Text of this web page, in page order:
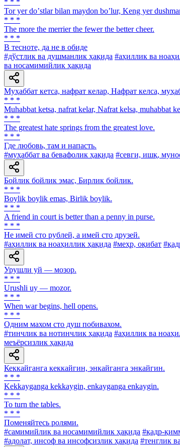
Tor yer doʼstlar bilan maydon boʼlur, Keng yer
* * *
The more the merrier the fewer the better cheer.
* * *
В тесноте, да не в обиде
#дўстлик ва душманлик ҳақида #аҳиллик ва
ва носамимийлик ҳақида
Муҳаббат кетса, нафрат келар, Нафрат келса,
* * *
Muhabbat ketsa, nafrat kelar, Nafrat kelsa, muhabbat
* * *
The greatest hate springs from the greatest love.
* * *
Где любовь, там и напасть.
#муҳаббат ва бевафолик ҳақида #севги, ишқ,
Бойлик бойлик эмас, Бирлик бойлик.
* * *
Boylik boylik emas, Birlik boylik.
* * *
A friend in court is better than a penny in purse.
* * *
He имей сто рублей, а имей сто друзей.
#аҳиллик ва ноаҳиллик ҳақида #меҳр, оқибат
Урушли уй — мозор.
* * *
Urushli uy — mozor.
* * *
When war begins, hell opens.
* * *
Одним махом сто душ побивахом.
#тинчлик ва нотинчлик ҳақида #аҳиллик ва
меъёрсизлик ҳақида
Кеккайганга кеккайгин, энкайганга энкайгин.
* * *
Kekkayganga kekkaygin, enkayganga enkaygin.
* * *
To turn the tables.
* * *
Поменяйтесь ролями.
#самимийлик ва носамимийлик ҳақида #қадр-
#адолат, инсоф ва инсофсизлик ҳақида #тенглик